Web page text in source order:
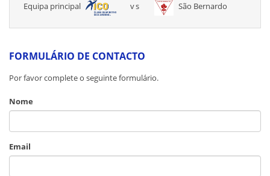
Equipa principal
vs São Bernardo
FORMULÁRIO DE CONTACTO
Por favor complete o seguinte formulário.
Nome
Email